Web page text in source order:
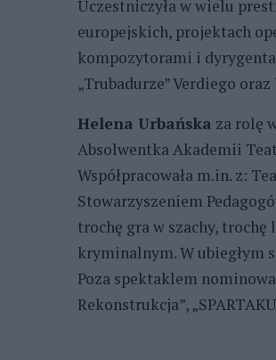
Uczestniczyła w wielu
europejskich, projektach
kompozytorami i
„Trubadurze” Verdiego
Helena Urbańska za rolę
Absolwentka Akademii
Współpracowała m.in. z:
Stowarzyszeniem
trochę gra w szachy,
kryminalnym. W ubiegłym
Poza spektaklem
Rekonstrukcja”,